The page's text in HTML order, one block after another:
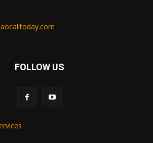
FOLLOW US